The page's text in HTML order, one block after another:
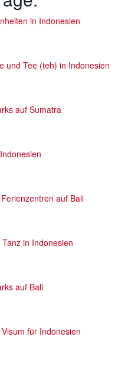
in Indonesien
und Tee (teh) in Indonesien
auf Sumatra
auf Bali
in Indonesien
auf Bali
für Indonesien